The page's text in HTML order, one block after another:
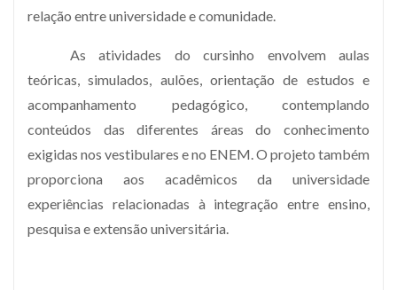
relação entre universidade e comunidade.
As atividades do cursinho envolvem aulas
teóricas, simulados, aulões, orientação de estudos e
acompanhamento pedagógico, contemplando
conteúdos das diferentes áreas do conhecimento
exigidas nos vestibulares e no ENEM. O projeto também
proporciona aos acadêmicos da universidade
experiências relacionadas à integração entre ensino,
pesquisa e extensão universitária.